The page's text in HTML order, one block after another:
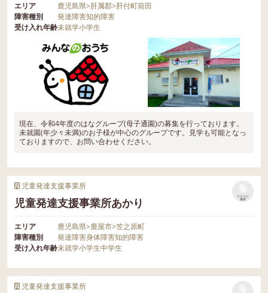
エリア 鹿児島県>肝属郡>肝付町前田
障害種別
発達障害知的障害
受け入れ年齢未就学小学生
現在、令和4年度のはなグループ(母子通園)の募集を行っております。
未就園(年少々未満)のお子様が中心のグループです。見学も可能となっ
ておりますので、お問い合わせください。
児童発達支援事業所
児童発達支援事業所あかり
リストに
保存
エリア 鹿児島県>鹿屋市>笠之原町
障害種別
発達障害身体障害知的障害
受け入れ年齢未就学小学生中学生
児童発達支援事業所